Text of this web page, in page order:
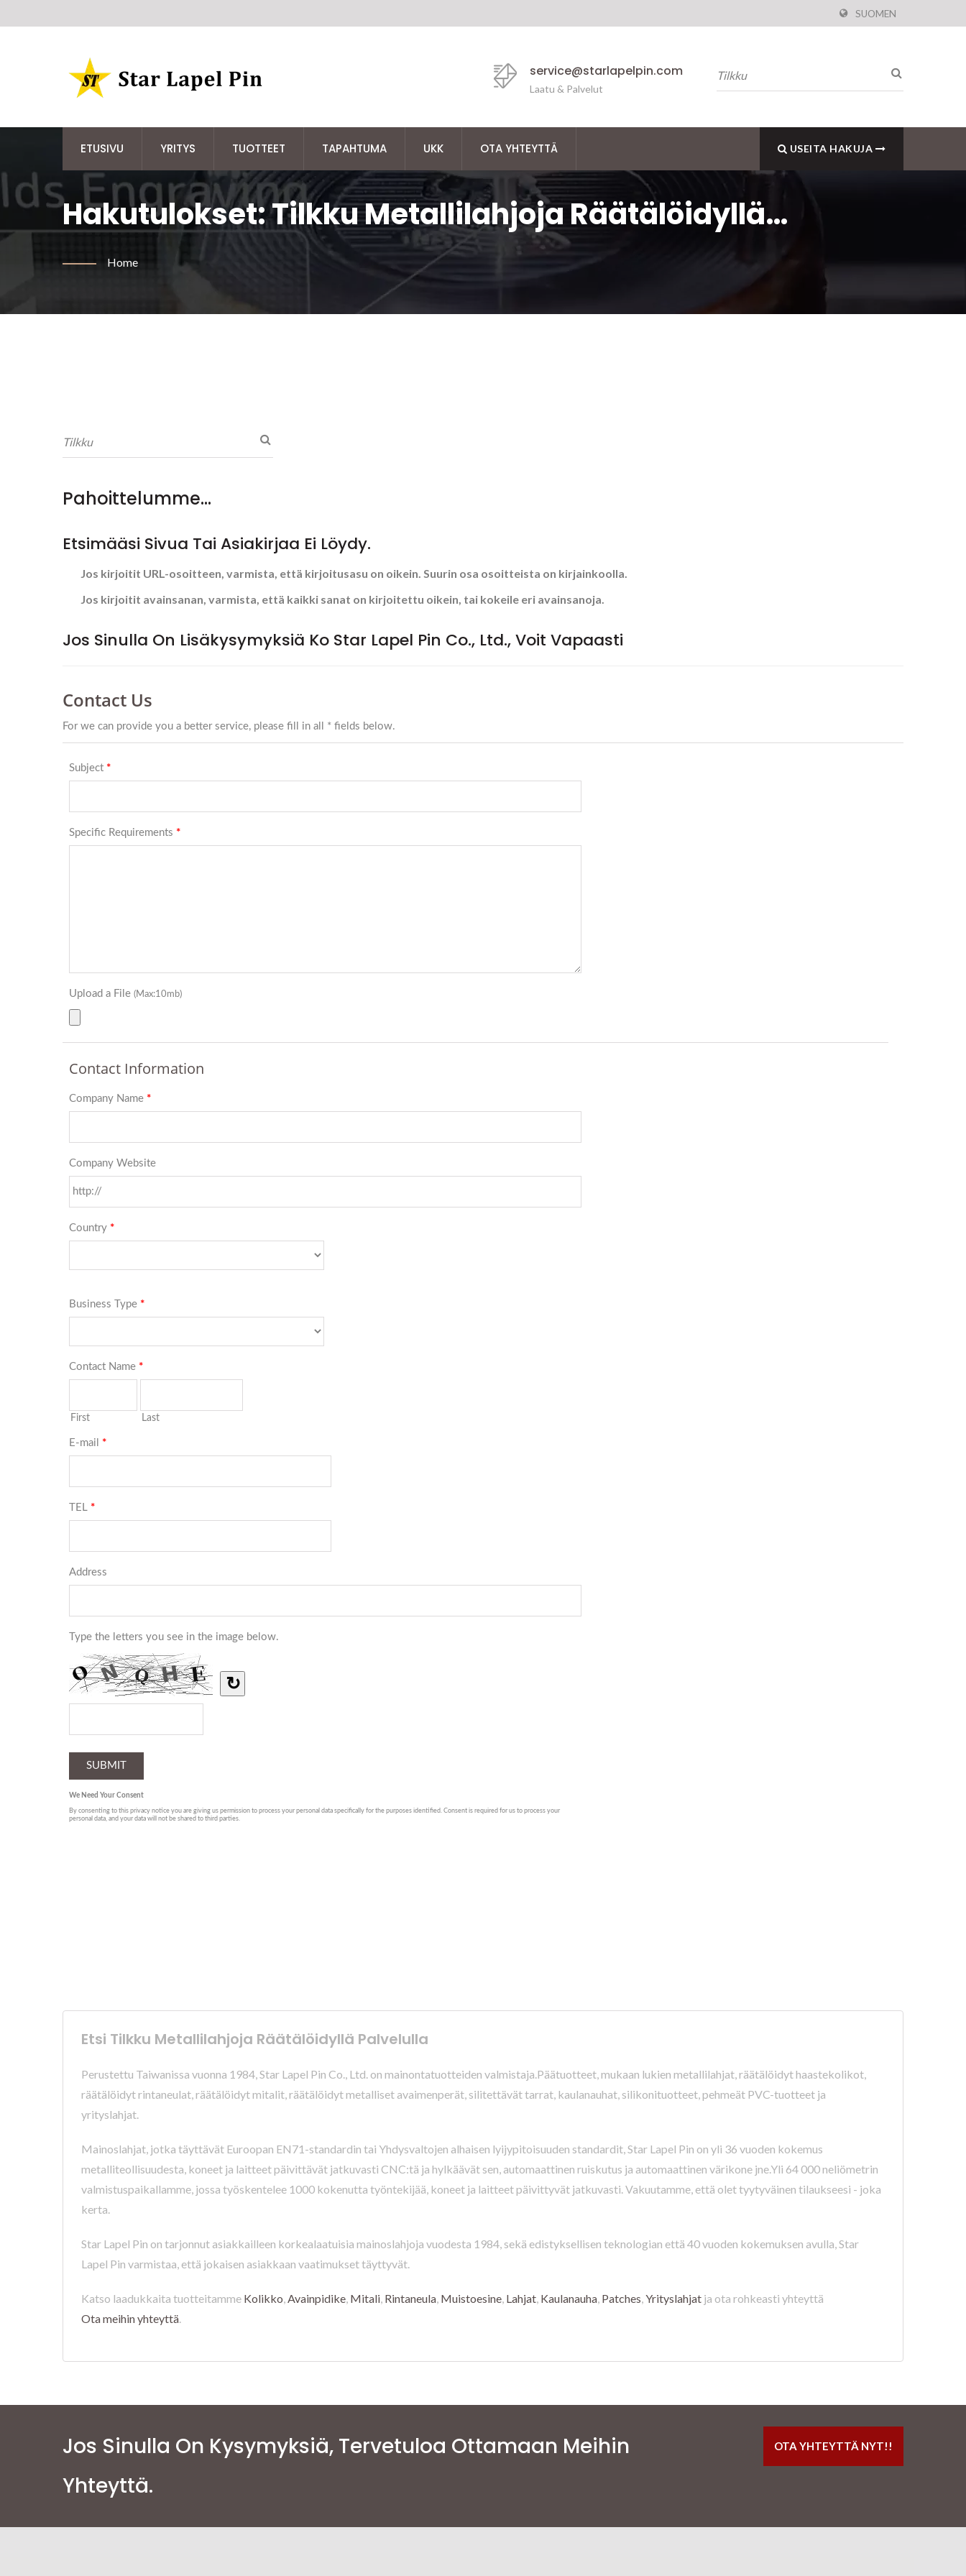
SUOMEN
service@starlapelpin.com
Laatu & Palvelut
ETUSIVU YRITYS TUOTTEET TAPAHTUMA UKK OTA YHTEYTTÄ USEITA HAKUJA
Hakutulokset: Tilkku Metallilahjoja Räätälöidyllä
Palvelulla
Home
Pahoittelumme...
Etsimääsi Sivua Tai Asiakirjaa Ei Löydy.
Jos kirjoitit URL-osoitteen, varmista, että kirjoitusasu on oikein. Suurin osa osoitteista on kirjainkoolla.
Jos kirjoitit avainsanan, varmista, että kaikki sanat on kirjoitettu oikein, tai kokeile eri avainsanoja.
Jos Sinulla On Lisäkysymyksiä Ko Star Lapel Pin Co., Ltd., Voit Vapaasti
Etsi Tilkku Metallilahjoja Räätälöidyllä Palvelulla
Perustettu Taiwanissa vuonna 1984, Star Lapel Pin Co., Ltd. on mainontatuotteiden valmistaja.Päätuotteet, mukaan lukien metallilahjat, räätälöidyt haastekolikot,
räätälöidyt rintaneulat, räätälöidyt mitalit, räätälöidyt metalliset avaimenperät, silitettävät tarrat, kaulanauhat, silikonituotteet, pehmeät PVC-tuotteet ja
yrityslahjat.
Mainoslahjat, jotka täyttävät Euroopan EN71-standardin tai Yhdysvaltojen alhaisen lyijypitoisuuden standardit, Star Lapel Pin on yli 36 vuoden kokemus
metalliteollisuudesta, koneet ja laitteet päivittävät jatkuvasti CNC:tä ja hylkäävät sen, automaattinen ruiskutus ja automaattinen värikone jne.Yli 64 000 neliömetrin
valmistuspaikallamme, jossa työskentelee 1000 kokenutta työntekijää, koneet ja laitteet päivittyvät jatkuvasti. Vakuutamme, että olet tyytyväinen tilaukseesi - joka
kerta.
Star Lapel Pin on tarjonnut asiakkailleen korkealaatuisia mainoslahjoja vuodesta 1984, sekä edistyksellisen teknologian että 40 vuoden kokemuksen avulla, Star
Lapel Pin varmistaa, että jokaisen asiakkaan vaatimukset täyttyvät.
Katso laadukkaita tuotteitamme Kolikko,Avainpidike, Mitali, Rintaneula, Muistoesine, Lahjat, Kaulanauha, Patches,Yrityslahjat ja ota rohkeasti yhteyttä
Ota meihin yhteyttä.
Jos Sinulla On Kysymyksiä, Tervetuloa Ottamaan Meihin
Yhteyttä.
OTA YHTEYTTÄ NYT!!